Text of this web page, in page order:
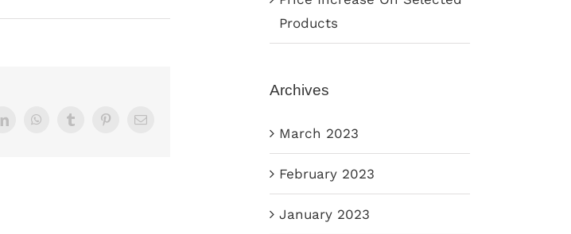
LinkedInWhatsAppTumblrPinterestEmail
Products
Archives
March 2023
February 2023
January 2023